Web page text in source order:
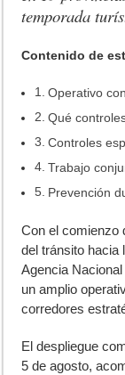
temporada
Contenido de
Operativo
Qué
Controles
Trabajo
Prevención
Con el comienzo
del tránsito hacia
Agencia Nacional
un amplio
corredores
El despliegue
5 de agosto,